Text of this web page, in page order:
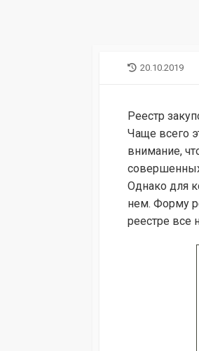
LAST
20.10.2019
Реестр
Чаще всего
внимание,
совершенных
Однако для
нем. Форму
реестре все